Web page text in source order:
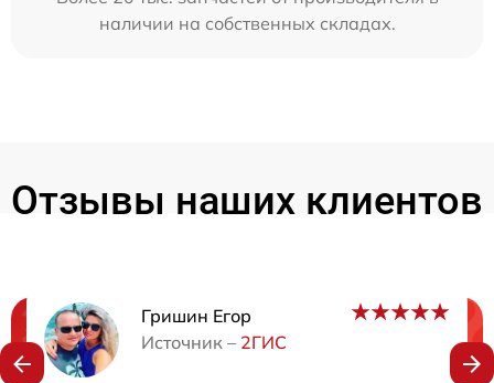
наличии на собственных складах.
Отзывы наших клиентов
Гришин Егор
Источник – 2ГИС
Нужна консультация?